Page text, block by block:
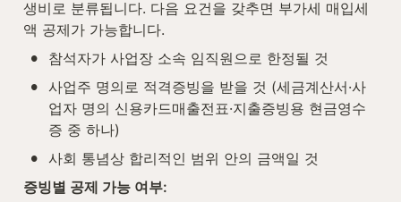
생비로 분류됩니다. 다음 요건을 갖추면 부가세 매입세
액 공제가 가능합니다.
• 참석자가 사업장 소속 임직원으로 한정될 것
• 사업주 명의로 적격증빙을 받을 것 (세금계산서·사
업자 명의 신용카드매출전표·지출증빙용 현금영수
증 중 하나)
• 사회 통념상 합리적인 범위 안의 금액일 것
증빙별 공제 가능 여부: